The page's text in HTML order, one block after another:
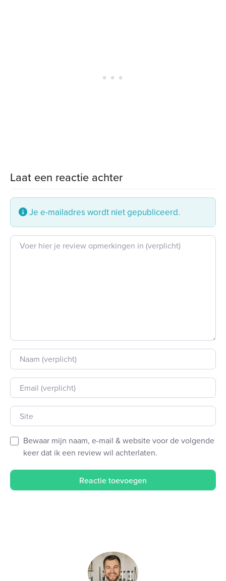
Laat een reactie achter
Je e-mailadres wordt niet gepubliceerd.
Beoordeling tekst
Naam
E-mail
Site
Bewaar mijn naam, e-mail & website voor de volgende
keer dat ik een review wil achterlaten.